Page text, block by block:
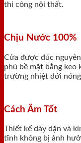
thi công nội thất.
Chịu Nước 100%
Cửa được đúc
phủ bề mặt bằng
trường nhiệt đới nóng
Cách Âm Tốt
Thiết kế dày dặn và
tĩnh không bị ảnh